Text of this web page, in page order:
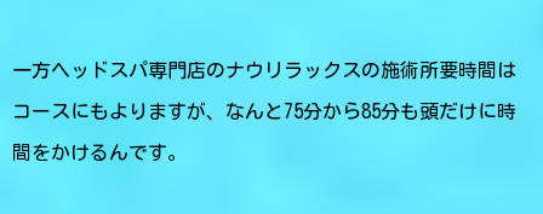
一方ヘッドスパ専門店のナウリラックスの施術所要時間は
コースにもよりますが、なんと75分から85分も頭だけに時
間をかけるんです。